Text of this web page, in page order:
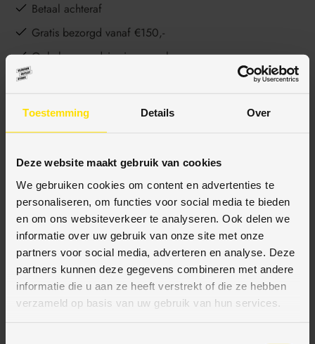
Toestemming Details Over
Deze website maakt gebruik van cookies
We gebruiken cookies om content en advertenties te
personaliseren, om functies voor social media te bieden
en om ons websiteverkeer te analyseren. Ook delen we
informatie over uw gebruik van onze site met onze
partners voor social media, adverteren en analyse. Deze
partners kunnen deze gegevens combineren met andere
informatie die u aan ze heeft verstrekt of die ze hebben
verzameld op basis van uw gebruik van hun services.
Betaal achteraf
Gratis bezorgd vanaf €150,-
Ophalen en advies in onze showroom
BESCHRIJVING
SPECIFICATIES
BETAALMETHODES
JE KUNT BIJ ONS BETALEN MET: